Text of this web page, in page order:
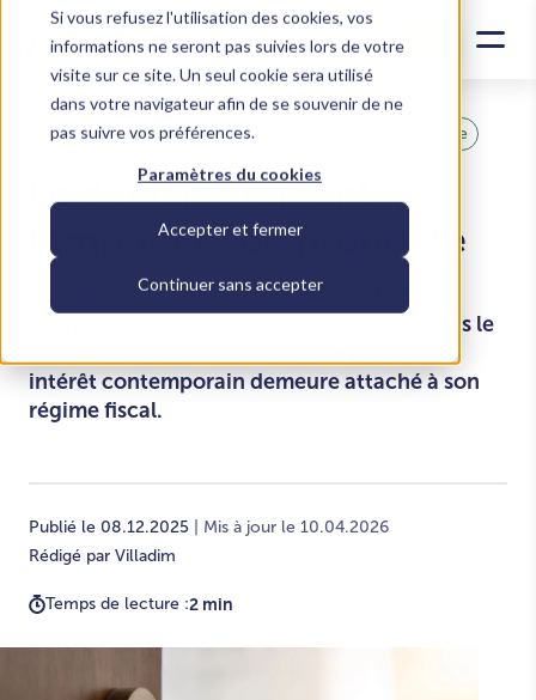
Si vous refusez l'utilisation des cookies, vos
informations ne seront pas suivies lors de votre
visite sur ce site. Un seul cookie sera utilisé
dans votre navigateur afin de se souvenir de ne
pas suivre vos préférences.
Paramètres du cookies
Accepter et fermer
Continuer sans accepter
Investir dans le locatif Acheter sa residence principale
Le démembrement
temporaire de propriété
Le démembrement de propriété est une
institution qui existe depuis longtemps dans le
intérêt contemporain demeure attaché à son
régime fiscal.
Publié le 08.12.2025
| Mis à jour le 10.04.2026
Rédigé par Villadim
Temps de lecture :2 min